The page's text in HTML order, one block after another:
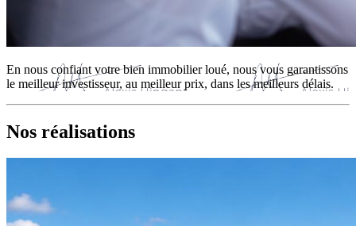
En nous confiant votre bien immobilier loué, nous vous garantissons
le meilleur investisseur, au meilleur prix, dans les meilleurs délais.
Nos réalisations